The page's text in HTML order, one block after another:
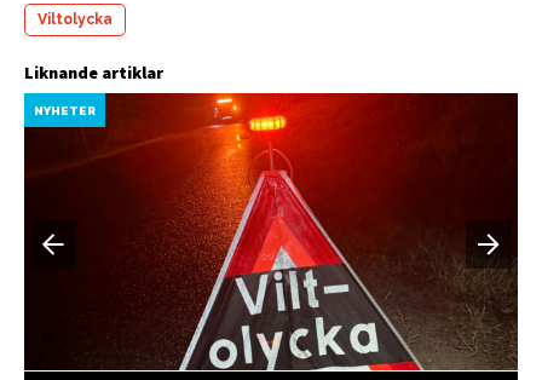
Viltolycka
Liknande artiklar
NYHETER